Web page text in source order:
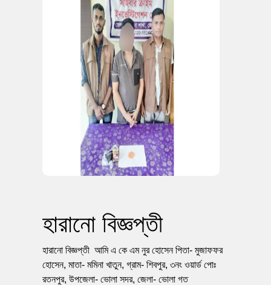
হারানো বিজ্ঞপ্তী
হারানো বিজ্ঞপ্তী আমি এ কে এম নুর হোসেন পিতা- মুজাফফর
হোসেন, মাতা- মমিনা খাতুন, গ্রাম- শিবপুর, ৩নং ওয়ার্ড পোঃ
রতনপুর, উপজেলা- ভোলা সদর, জেলা- ভোলা গত